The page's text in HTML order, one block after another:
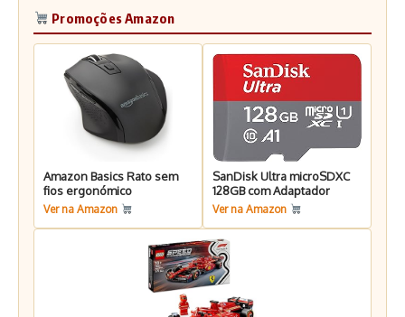
Promoções Amazon
Amazon Basics Rato sem
fios ergonómico
Ver na Amazon
SanDisk Ultra microSDXC
128GB com Adaptador
Ver na Amazon